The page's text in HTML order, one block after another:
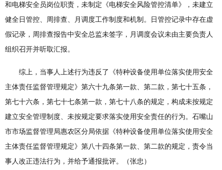
和电梯安全员岗位职责，未制定《电梯安全风险管控清单》，未建立
健全日管控、周排查、月调度工作制度和机制。日管控记录中存在虚
假记录，周排查报告中安全总监未签字，月调度会议未由主要负责人
组织召开并听取汇报。
综上，当事人上述行为违反了《特种设备使用单位落实使用安全
主体责任监督管理规定》第六十九条第一款、第二款，第七十五条，
第七十六条，第七十七条第一款，第七十八条的规定，构成未按规定
建立安全管理制度、未按规定要求落实使用安全责任的行为。石嘴山
市市场监督管理局惠农区分局依据《特种设备使用单位落实使用安全
主体责任监督管理规定》第八十四条第一款、第二款的规定，责令当
事人改正违法行为，并给予通报批评。（张忠）